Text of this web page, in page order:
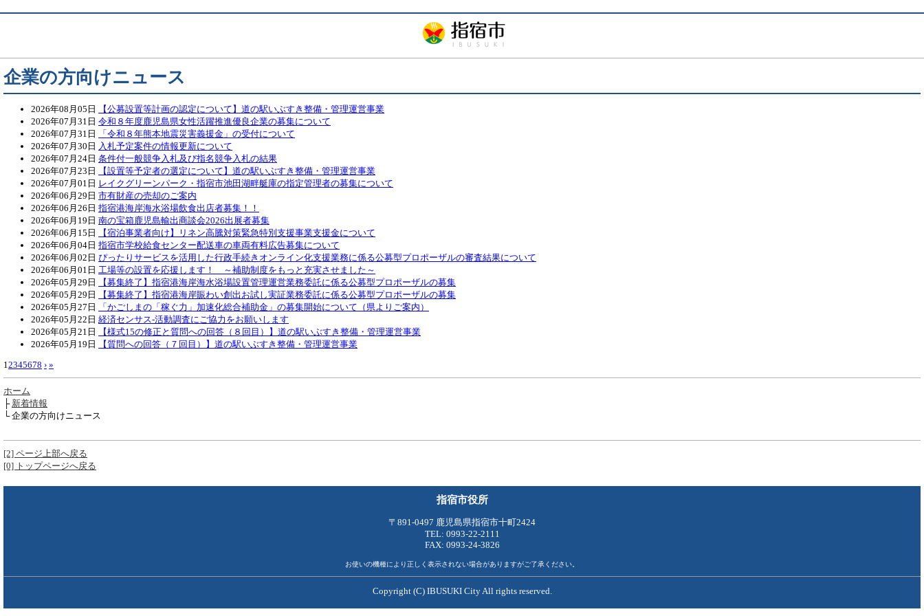
企業の方向けニュース
2026年08月05日
【公募設置等計画の認定について】道の駅いぶすき整備・管理運営事業
2026年07月31日 令和８年度鹿児島県女性活躍推進優良企業の募集について
2026年07月31日
「令和８年熊本地震災害義援金」の受付について
2026年07月30日 入札予定案件の情報更新について
2026年07月24日 条件付一般競争入札及び指名競争入札の結果
2026年07月23日
【設置等予定者の選定について】道の駅いぶすき整備・管理運営事業
2026年07月01日 レイクグリーンパーク・指宿市池田湖畔艇庫の指定管理者の募集について
2026年06月29日 市有財産の売却のご案内
2026年06月26日 指宿港海岸海水浴場飲食出店者募集！！
2026年06月19日 南の宝箱鹿児島輸出商談会2026出展者募集
2026年06月15日
【宿泊事業者向け】リネン高騰対策緊急特別支援事業支援金について
2026年06月04日 指宿市学校給食センター配送車の車両有料広告募集について
2026年06月02日 ぴったりサービスを活用した行政手続きオンライン化支援業務に係る公募型プロポーザルの審査結果について
2026年06月01日 工場等の設置を応援します！ ～補助制度をもっと充実させました～
2026年05月29日
【募集終了】指宿港海岸海水浴場設置管理運営業務委託に係る公募型プロポーザルの募集
2026年05月29日
【募集終了】指宿港海岸賑わい創出お試し実証業務委託に係る公募型プロポーザルの募集
2026年05月27日
「かごしまの「稼ぐ力」加速化総合補助金」の募集開始について（県よりご案内）
2026年05月22日 経済センサス‐活動調査にご協力をお願いします
2026年05月21日
【様式15の修正と質問への回答（８回目）】道の駅いぶすき整備・管理運営事業
2026年05月19日
【質問への回答（７回目）】道の駅いぶすき整備・管理運営事業
12345678 › »
ホーム
├ 新着情報
└ 企業の方向けニュース
[2] ページ上部へ戻る
[0] トップページへ戻る
指宿市役所
〒891-0497 鹿児島県指宿市十町2424
TEL: 0993-22-2111
FAX: 0993-24-3826
お使いの機種により正しく表示されない場合がありますがご了承ください。
Copyright (C) IBUSUKI City All rights reserved.